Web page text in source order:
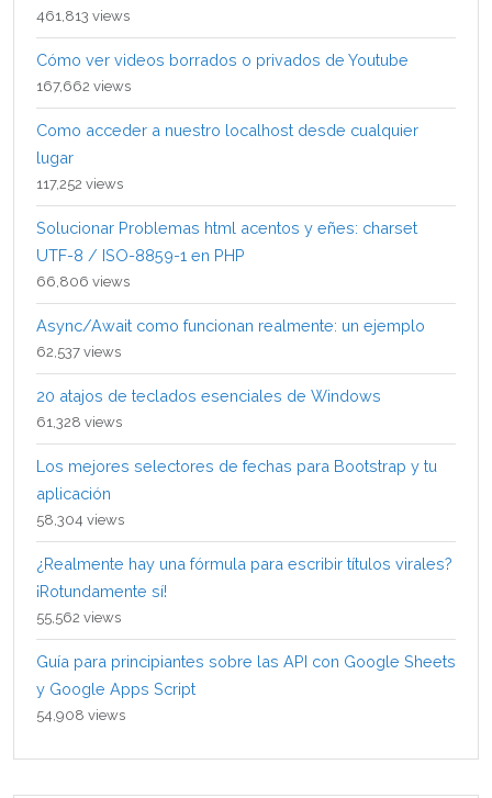
461,813 views
Cómo ver videos borrados o privados de Youtube
167,662 views
Como acceder a nuestro localhost desde cualquier
lugar
117,252 views
Solucionar Problemas html acentos y eñes: charset
UTF-8 / ISO-8859-1 en PHP
66,806 views
Async/Await como funcionan realmente: un ejemplo
62,537 views
20 atajos de teclados esenciales de Windows
61,328 views
Los mejores selectores de fechas para Bootstrap y tu
aplicación
58,304 views
¿Realmente hay una fórmula para escribir títulos virales?
¡Rotundamente sí!
55,562 views
Guía para principiantes sobre las API con Google Sheets
y Google Apps Script
54,908 views